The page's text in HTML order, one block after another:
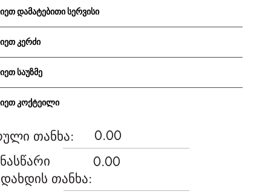
დამატებითი სერვისი
კერძი
საუზმე
კოქტეილი
თანხა:
0.00
თანხა:
0.00